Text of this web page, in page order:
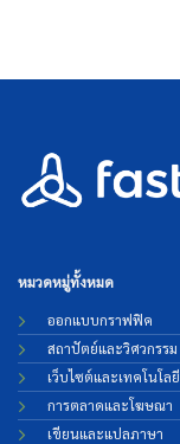
หมวดหมู่ทั้งหมด
ออกแบบกราฟฟิค
สถาปัตย์และวิศวกรรม
เว็บไซต์และเทคโนโลยี
การตลาดและโฆษณา
เขียนและแปลภาษา